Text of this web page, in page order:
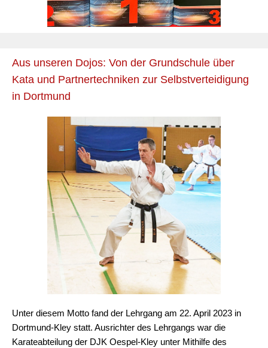
Aus unseren Dojos: Von der Grundschule über
Kata und Partnertechniken zur Selbstverteidigung
in Dortmund
Unter diesem Motto fand der Lehrgang am 22. April 2023 in
Dortmund-Kley statt. Ausrichter des Lehrgangs war die
Karateabteilung der DJK Oespel-Kley unter Mithilfe des